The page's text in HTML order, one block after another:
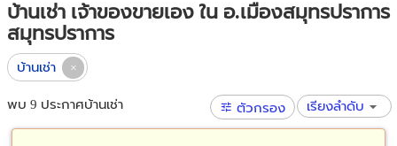
บ้านเช่า เจ้าของขายเอง ใน อ.เมืองสมุทรปราการ
สมุทรปราการ
บ้านเช่า
พบ 9 ประกาศบ้านเช่า ตัวกรอง เรียงลำดับ